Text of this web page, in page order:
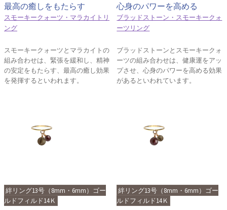
最高の癒しをもたらす
スモーキークォーツ・マラカイトリ
ング
スモーキークォーツとマラカイトの
組み合わせは、緊張を緩和し、精神
の安定をもたらす、最高の癒し効果
を発揮するといわれます。
心身のパワーを高める
ブラッドストーン・スモーキークォ
ーツリング
ブラッドストーンとスモーキークォ
ーツの組み合わせは、健康運をアッ
プさせ、心身のパワーを高める効果
があるといわれています。
絆リング13号（8mm・6mm）ゴー
ルドフィルド14Ｋ
絆リング13号（8mm・6mm）ゴー
ルドフィルド14Ｋ